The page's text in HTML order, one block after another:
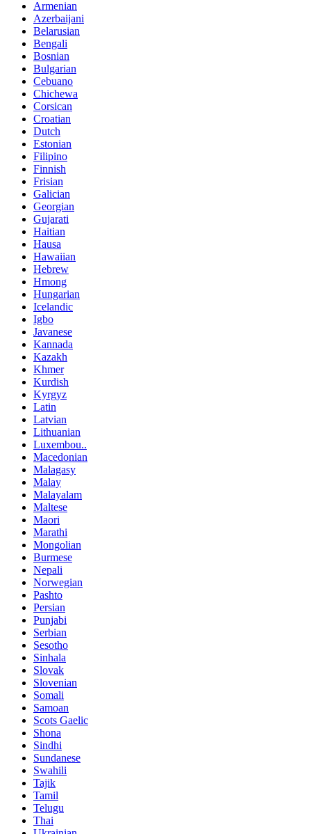
Armenian
Azerbaijani
Belarusian
Bengali
Bosnian
Bulgarian
Cebuano
Chichewa
Corsican
Croatian
Dutch
Estonian
Filipino
Finnish
Frisian
Galician
Georgian
Gujarati
Haitian
Hausa
Hawaiian
Hebrew
Hmong
Hungarian
Icelandic
Igbo
Javanese
Kannada
Kazakh
Khmer
Kurdish
Kyrgyz
Latin
Latvian
Lithuanian
Luxembou..
Macedonian
Malagasy
Malay
Malayalam
Maltese
Maori
Marathi
Mongolian
Burmese
Nepali
Norwegian
Pashto
Persian
Punjabi
Serbian
Sesotho
Sinhala
Slovak
Slovenian
Somali
Samoan
Scots Gaelic
Shona
Sindhi
Sundanese
Swahili
Tajik
Tamil
Telugu
Thai